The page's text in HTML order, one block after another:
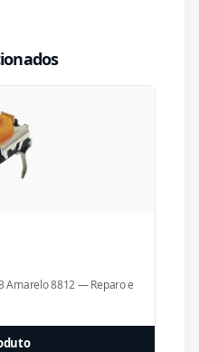
Amarelo 8812 — Reparo e